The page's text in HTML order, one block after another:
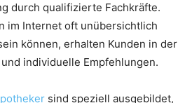
durch qualifizierte Fachkräfte.
im Internet oft unübersichtlich
können, erhalten Kunden in der
individuelle Empfehlungen.
sind speziell ausgebildet,